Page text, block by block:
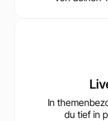
In
du tief in